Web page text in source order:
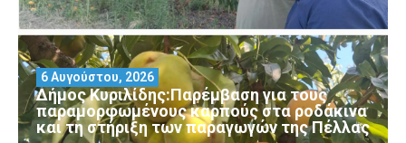
Δήμος Κυριλίδης:Παρέμβαση για τους
παραμορφωμένους καρπούς στα ροδάκινα
και τη στήριξη των παραγωγών της Πέλλας
6 Αυγούστου, 2026